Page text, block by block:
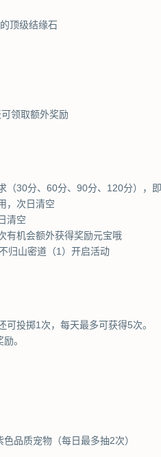
顶级结缘石
领取额外奖励
（30分、60分、90分、120分），
，次日清空
清空
有机会额外获得奖励元宝哦
归山密道（1）开启活动
投掷1次，每天最多可获得5次。
。
品质宠物（每日最多抽2次）